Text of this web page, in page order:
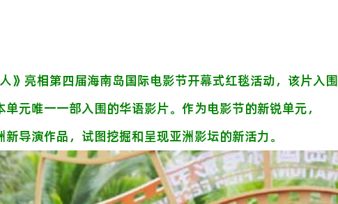
》亮相第四届海南岛国际电影节开幕式红毯活动，该片入围
元唯一一部入围的华语影片。作为电影节的新锐单元，
导演作品，试图挖掘和呈现亚洲影坛的新活力。